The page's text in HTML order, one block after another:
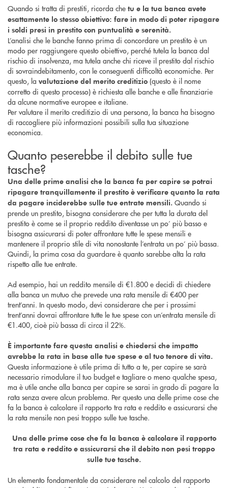
Quando si tratta di prestiti, ricorda che tu e la tua banca avete
esattamente lo stesso obiettivo: fare in modo di poter ripagare
i soldi presi in prestito con puntualità e serenità.
L’analisi che le banche fanno prima di concordare un prestito è un
modo per raggiungere questo obiettivo, perché tutela la banca dal
rischio di insolvenza, ma tutela anche chi riceve il prestito dal rischio
di sovraindebitamento, con le conseguenti difficoltà economiche. Per
questo, la valutazione del merito creditizio (questo è il nome
corretto di questo processo) è richiesta alle banche e alle finanziarie
da alcune normative europee e italiane.
Per valutare il merito creditizio di una persona, la banca ha bisogno
di raccogliere più informazioni possibili sulla tua situazione
economica.
Quanto peserebbe il debito sulle tue
tasche?
Una delle prime analisi che la banca fa per capire se potrai
ripagare tranquillamente il prestito è verificare quanto la rata
da pagare inciderebbe sulle tue entrate mensili. Quando si
prende un prestito, bisogna considerare che per tutta la durata del
prestito è come se il proprio reddito diventasse un po’ più basso e
bisogna assicurarsi di poter affrontare tutte le spese mensili e
mantenere il proprio stile di vita nonostante l’entrata un po’ più bassa.
Quindi, la prima cosa da guardare è quanto sarebbe alta la rata
rispetto alle tue entrate.
Ad esempio, hai un reddito mensile di €1.800 e decidi di chiedere
alla banca un mutuo che prevede una rata mensile di €400 per
trent’anni. In questo modo, devi considerare che per i prossimi
trent’anni dovrai affrontare tutte le tue spese con un’entrata mensile di
€1.400, cioè più bassa di circa il 22%.
È importante fare questa analisi e chiedersi che impatto
avrebbe la rata in base alle tue spese e al tuo tenore di vita.
Questa informazione è utile prima di tutto a te, per capire se sarà
necessario rimodulare il tuo budget e tagliare o meno qualche spesa,
ma è utile anche alla banca per capire se sarai in grado di pagare la
rata senza avere alcun problema. Per questo una delle prime cose che
fa la banca è calcolare il rapporto tra rata e reddito e assicurarsi che
la rata mensile non pesi troppo sulle tue tasche.
Una delle prime cose che fa la banca è calcolare il rapporto
tra rata e reddito e assicurarsi che il debito non pesi troppo
sulle tue tasche.
Un elemento fondamentale da considerare nel calcolo del rapporto